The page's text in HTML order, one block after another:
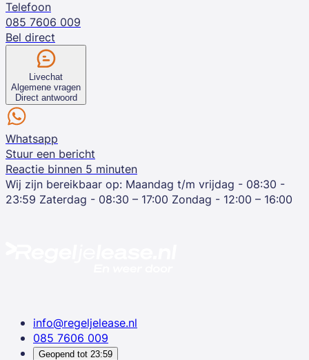
Telefoon
085 7606 009
Bel direct
Livechat
Algemene vragen
Direct antwoord
Whatsapp
Stuur een bericht
Reactie binnen 5 minuten
Wij zijn bereikbaar op: Maandag t/m vrijdag - 08:30 -
23:59 Zaterdag - 08:30 – 17:00 Zondag - 12:00 – 16:00
info@regeljelease.nl
085 7606 009
Geopend tot 23:59